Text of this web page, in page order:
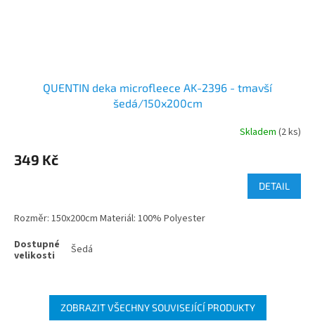
QUENTIN deka microfleece AK-2396 - tmavší
šedá/150x200cm
Skladem (2 ks)
349 Kč
DETAIL
Rozměr: 150x200cm Materiál: 100% Polyester
Šedá
ZOBRAZIT VŠECHNY SOUVISEJÍCÍ PRODUKTY